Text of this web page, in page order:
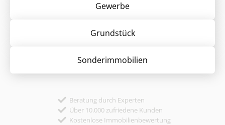
Gewerbe
Grund­stück
Sonder­immobilien
Beratung durch Experten
Über 10.000 zufriedene Kunden
Kostenlose Immobilienbewertung